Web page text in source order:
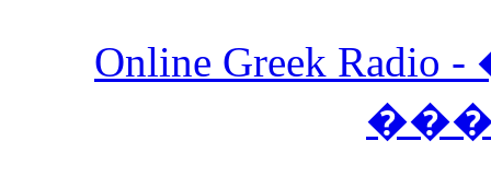
Online Greek